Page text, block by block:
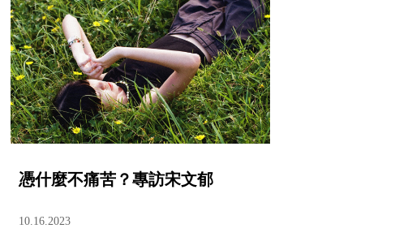
憑什麼不痛苦？專訪宋文郁
10.16.2023